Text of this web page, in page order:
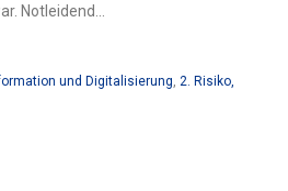
Notleidend...
und Digitalisierung,2. Risiko,